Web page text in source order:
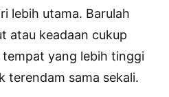
lebih utama. Barulah
atau keadaan cukup
yang lebih tinggi
terendam sama sekali.